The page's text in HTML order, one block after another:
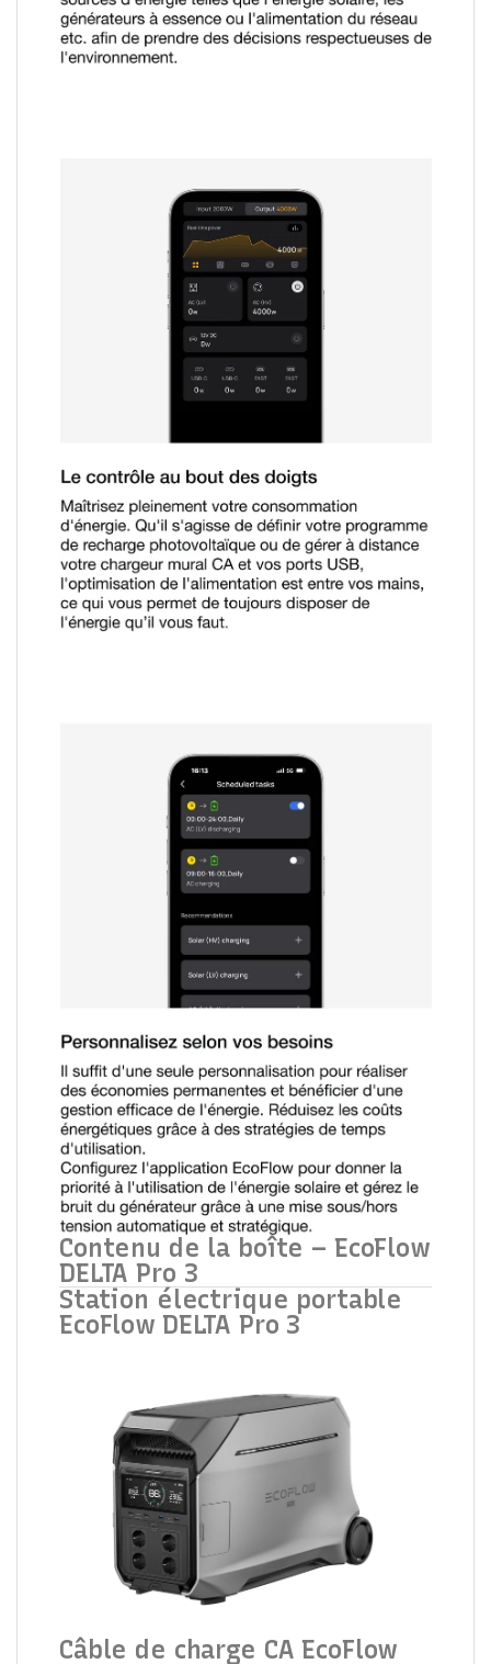
Contenu de la boîte – EcoFlow
DELTA Pro 3
Station électrique portable
EcoFlow DELTA Pro 3
Câble de charge CA EcoFlow